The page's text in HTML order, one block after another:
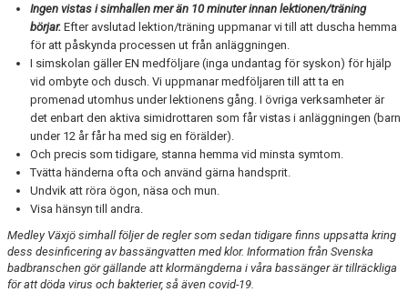
Ingen vistas i simhallen mer än 10 minuter innan lektionen/träning
börjar. Efter avslutad lektion/träning uppmanar vi till att duscha hemma
för att påskynda processen ut från anläggningen.
I simskolan gäller EN medföljare (inga undantag för syskon) för hjälp
vid ombyte och dusch. Vi uppmanar medföljaren till att ta en
promenad utomhus under lektionens gång. I övriga verksamheter är
det enbart den aktiva simidrottaren som får vistas i anläggningen (barn
under 12 år får ha med sig en förälder).
Och precis som tidigare, stanna hemma vid minsta symtom.
Tvätta händerna ofta och använd gärna handsprit.
Undvik att röra ögon, näsa och mun.
Visa hänsyn till andra.
Medley Växjö simhall följer de regler som sedan tidigare finns uppsatta kring
dess desinficering av bassängvatten med klor. Information från Svenska
badbranschen gör gällande att klormängderna i våra bassänger är tillräckliga
för att döda virus och bakterier, så även covid-19.